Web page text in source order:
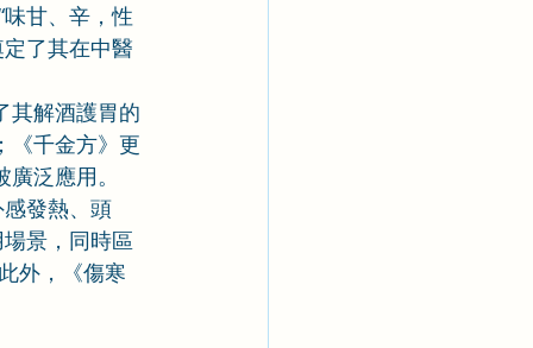
甘、辛，性
了其在中醫
其解酒護胃的
《千金方》更
泛應用。
發熱、頭
景，同時區
外，《傷寒